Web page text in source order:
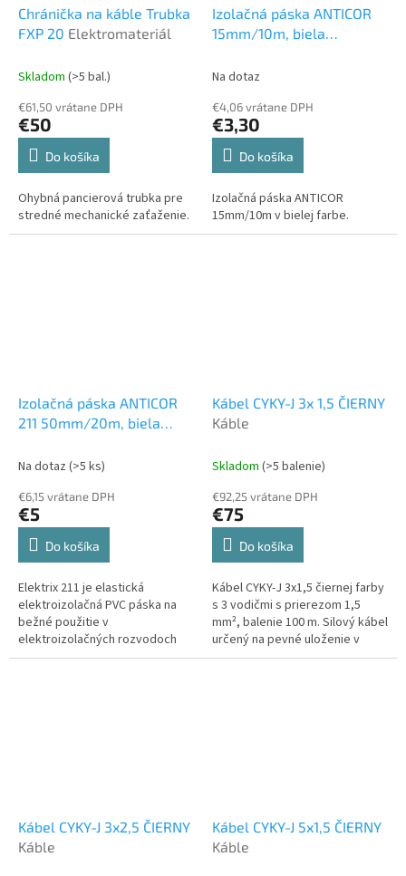
Chránička na káble Trubka
FXP 20 Elektromateriál
Skladom (>5 bal.)
€61,50 vrátane DPH
€50
Do košíka
Ohybná pancierová trubka pre
stredné mechanické zaťaženie.
Izolačná páska ANTICOR
15mm/10m, biela
Na dotaz
€4,06 vrátane DPH
€3,30
Do košíka
Izolačná páska ANTICOR
15mm/10m v bielej farbe.
Izolačná páska ANTICOR
211 50mm/20m, biela
Na dotaz (>5 ks)
€6,15 vrátane DPH
€5
Do košíka
Elektrix 211 je elastická
elektroizolačná PVC páska na
bežné použitie v
elektroizolačných rozvodoch
NN.
Kábel CYKY-J 3x 1,5 ČIERNY
Káble
Skladom (>5 balenie)
€92,25 vrátane DPH
€75
Do košíka
Kábel CYKY-J 3x1,5 čiernej farby
s 3 vodičmi s prierezom 1,5
mm², balenie 100 m. Silový kábel
určený na pevné uloženie v
interiéri aj exteriéri.
Kábel CYKY-J 3x2,5 ČIERNY
Káble
Kábel CYKY-J 5x1,5 ČIERNY
Káble